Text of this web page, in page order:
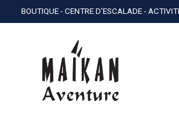
BOUTIQUE - CENTRE D'ESCALADE -